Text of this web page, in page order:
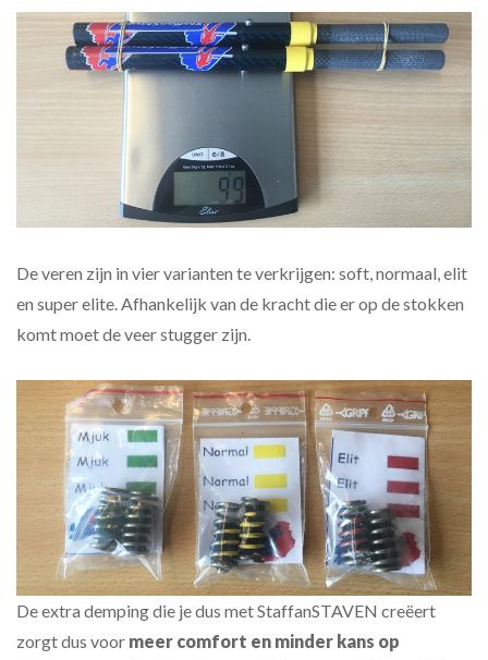
De veren zijn in vier varianten te verkrijgen: soft, normaal, elit
en super elite. Afhankelijk van de kracht die er op de stokken
komt moet de veer stugger zijn.
De extra demping die je dus met StaffanSTAVEN creëert
zorgt dus voor meer comfort en minder kans op